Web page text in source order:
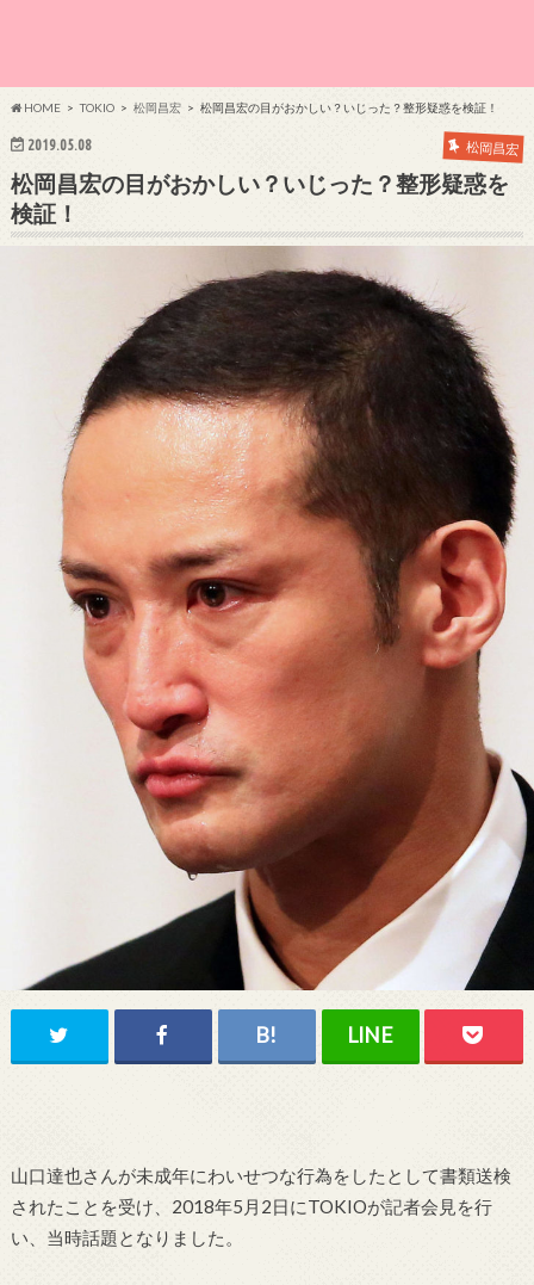
HOME TOKIO 松岡昌宏 松岡昌宏の目がおかしい？いじった？整形疑惑を検証！
2019.05.08 松岡昌宏
松岡昌宏の目がおかしい？いじった？整形疑惑を
検証！
山口達也さんが未成年にわいせつな行為をしたとして書類送検
されたことを受け、2018年5月2日にTOKIOが記者会見を行
い、当時話題となりました。